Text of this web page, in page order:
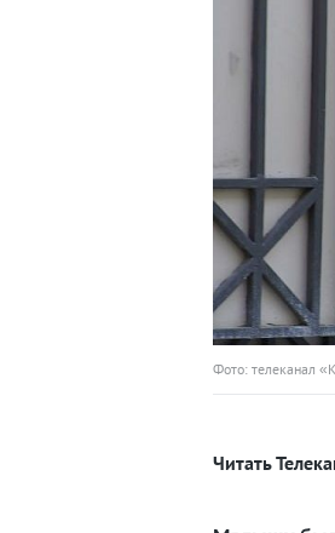
Фото: телеканал
Читать